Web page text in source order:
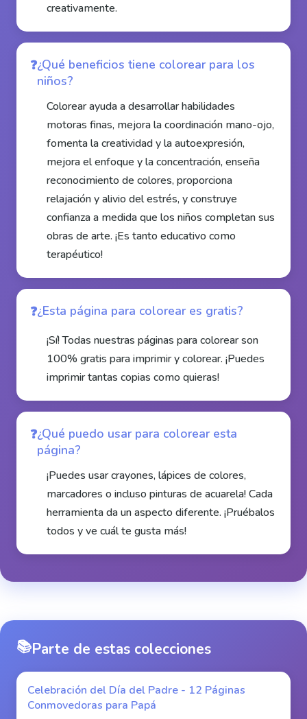
creativamente.
¿Qué beneficios tiene colorear para los
niños?
Colorear ayuda a desarrollar habilidades
motoras finas, mejora la coordinación mano-ojo,
fomenta la creatividad y la autoexpresión,
mejora el enfoque y la concentración, enseña
reconocimiento de colores, proporciona
relajación y alivio del estrés, y construye
confianza a medida que los niños completan sus
obras de arte. ¡Es tanto educativo como
terapéutico!
¿Esta página para colorear es gratis?
¡Sí! Todas nuestras páginas para colorear son
100% gratis para imprimir y colorear. ¡Puedes
imprimir tantas copias como quieras!
¿Qué puedo usar para colorear esta
página?
¡Puedes usar crayones, lápices de colores,
marcadores o incluso pinturas de acuarela! Cada
herramienta da un aspecto diferente. ¡Pruébalos
todos y ve cuál te gusta más!
📚Parte de estas colecciones
Celebración del Día del Padre - 12 Páginas
Conmovedoras para Papá